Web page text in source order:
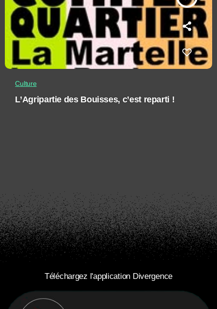
Culture
L’Agripartie des Bouisses, c’est reparti !
Téléchargez l'application Divergence